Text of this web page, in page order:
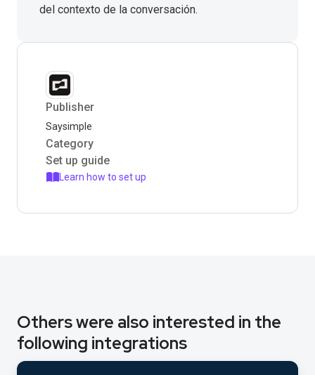
del contexto de la conversación.
Publisher
Saysimple
Category
Set up guide
Learn how to set up
Others were also interested in the
following integrations